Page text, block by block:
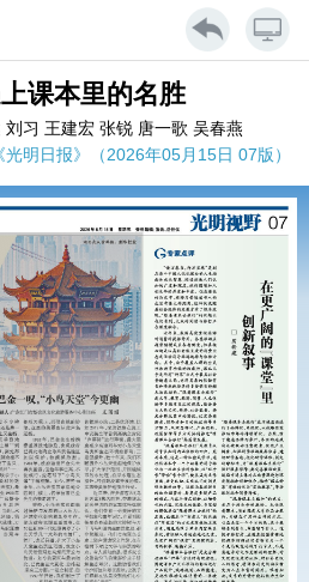
课本里的名胜
习 王建宏 张锐 唐一歌 吴春燕
《光明日报》（2026年05月15日 07版）